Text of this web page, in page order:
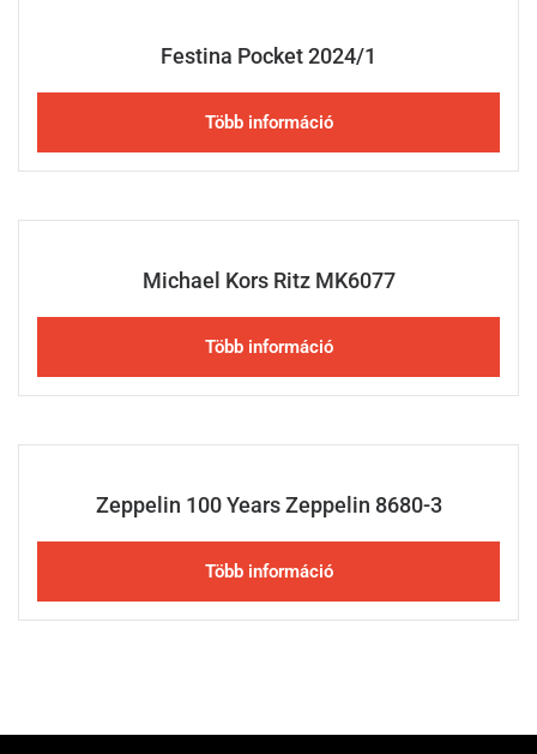
Festina Pocket 2024/1
Több információ
Michael Kors Ritz MK6077
Több információ
Zeppelin 100 Years Zeppelin 8680-3
Több információ